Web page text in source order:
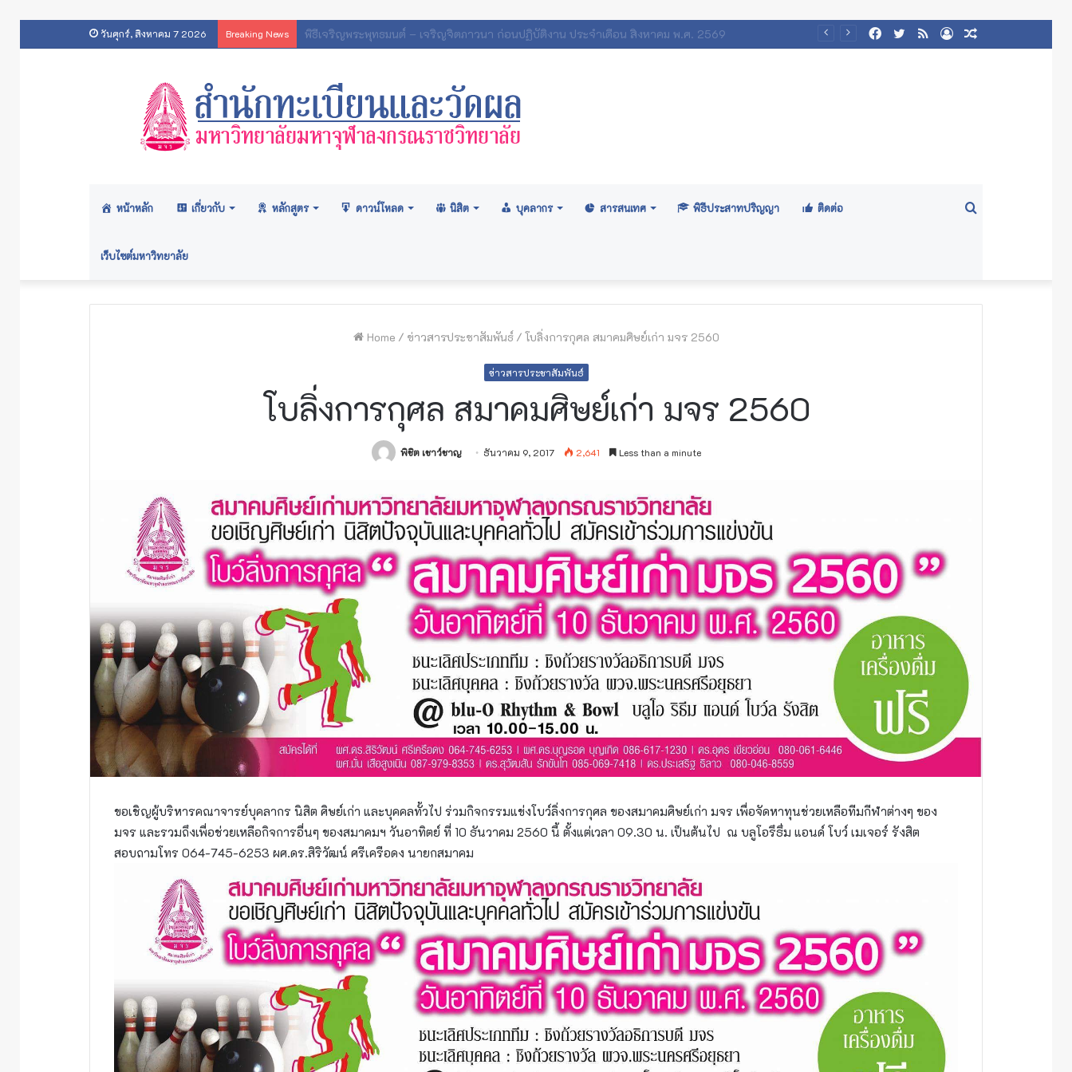
วันศุกร์, สิงหาคม 7 2026 Breaking News ประกาศสภามหาวิทยาลัย: อนุมัติปริญญา ระดับปริญญาตรี รุ่นที่ ๗๑ (ครั้งที่ ๒/๒๕๖๙)
Log
RSS
Twitter
Facebook
หน้าหลัก เกี่ยวกับ หลักสูตร ดาวน์โหลด นิสิต บุคลากร สารสนเทศ พิธีประสาทปริญญา ติดต่อ
เว็บไซต์มหาวิทยาลัย
Home / ข่าวสารประชาสัมพันธ์ / โบลิ่งการกุศล สมาคมศิษย์เก่า มจร 2560
ข่าวสารประชาสัมพันธ์
โบลิ่งการกุศล สมาคมศิษย์เก่า มจร 2560
พิชิต เชาว์ชาญ ธันวาคม 9, 2017 2,641 Less than a minute
ขอเชิญผู้บริหารคณาจารย์บุคลากร นิสิต ศิษย์เก่า และบุคคลทั้วไป ร่วมกิจกรรมแข่งโบว์ลิ่งการกุศล ของสมาคมศิษย์เก่า มจร เพื่อจัดหาทุนช่วยเหลือทีมกีฬาต่างๆ ของ
มจร และรวมถึงเพื่อช่วยเหลือกิจการอื่นๆ ของสมาคมฯ วันอาทิตย์ ที่ 10 ธันวาคม 2560 นี้ ตั้งแต่เวลา 09.30 น. เป็นต้นไป ณ บลูโอรึธึ่ม แอนด์ โบว์ เมเจอร์ รังสิต
สอบถามโทร 064-745-6253 ผศ.ดร.สิริวัฒน์ ศรีเครือดง นายกสมาคม